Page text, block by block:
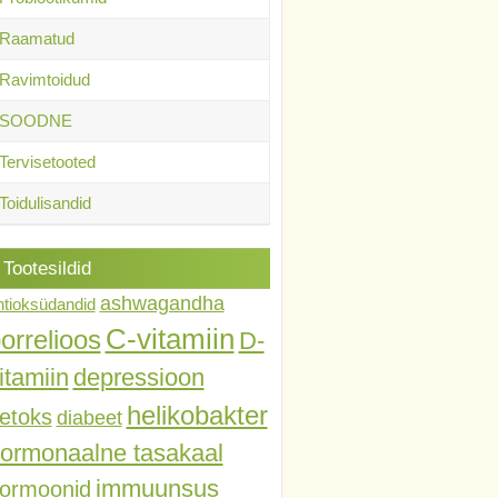
Raamatud
Ravimtoidud
SOODNE
Tervisetooted
Toidulisandid
Tootesildid
ashwagandha
C-vitamiin D-
depressioon
diabeet helikobakter
tasakaal
immuunsus